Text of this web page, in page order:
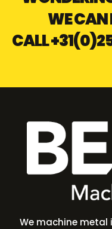
WE CAN
CALL
We machine metal